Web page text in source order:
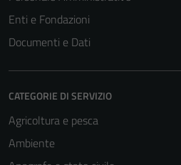
Enti e Fondazioni
Documenti e Dati
CATEGORIE DI SERVIZIO
Agricoltura e pesca
Ambiente